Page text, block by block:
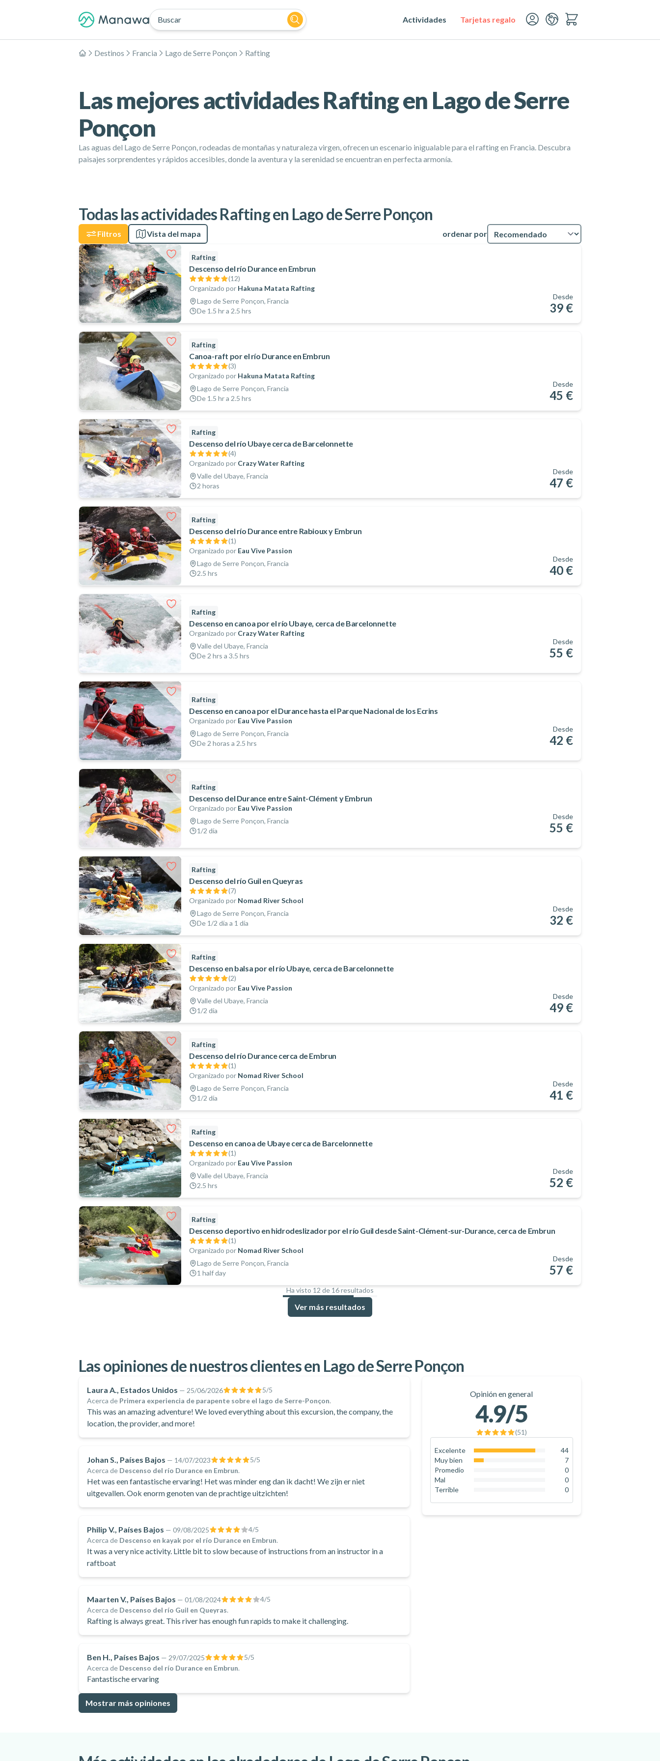
Buscar Actividades Tarjetas regalo
Inicio
Destinos Francia Lago de Serre Ponçon Rafting
Las mejores actividades Rafting en Lago de Serre
Ponçon
Las aguas del Lago de Serre Ponçon, rodeadas de montañas y naturaleza virgen, ofrecen un escenario inigualable para el rafting en Francia. Descubra
paisajes sorprendentes y rápidos accesibles, donde la aventura y la serenidad se encuentran en perfecta armonía.
Todas las actividades Rafting en Lago de Serre Ponçon
Filtros Vista del mapa ordenar por
Rafting
Descenso del río Durance en Embrun
(12)
Organizado por Hakuna Matata Rafting
Lago de Serre Ponçon, Francia
De 1.5 hr a 2.5 hrs
Desde
39 €
Rafting
Canoa-raft por el río Durance en Embrun
(3)
Organizado por Hakuna Matata Rafting
Lago de Serre Ponçon, Francia
De 1.5 hr a 2.5 hrs
Desde
45 €
Rafting
Descenso del río Ubaye cerca de Barcelonnette
(4)
Organizado por Crazy Water Rafting
Valle del Ubaye, Francia
2 horas
Desde
47 €
Rafting
Descenso del río Durance entre Rabioux y Embrun
(1)
Organizado por Eau Vive Passion
Lago de Serre Ponçon, Francia
2.5 hrs
Desde
40 €
Rafting
Descenso en canoa por el río Ubaye, cerca de Barcelonnette
Organizado por Crazy Water Rafting
Valle del Ubaye, Francia
De 2 hrs a 3.5 hrs
Desde
55 €
Rafting
Descenso en canoa por el Durance hasta el Parque Nacional de los Ecrins
Organizado por Eau Vive Passion
Lago de Serre Ponçon, Francia
De 2 horas a 2.5 hrs
Desde
42 €
Rafting
Descenso del Durance entre Saint-Clément y Embrun
Organizado por Eau Vive Passion
Lago de Serre Ponçon, Francia
1/2 día
Desde
55 €
Rafting
Descenso del río Guil en Queyras
(7)
Organizado por Nomad River School
Lago de Serre Ponçon, Francia
De 1/2 día a 1 día
Desde
32 €
Rafting
Descenso en balsa por el río Ubaye, cerca de Barcelonnette
(2)
Organizado por Eau Vive Passion
Valle del Ubaye, Francia
1/2 día
Desde
49 €
Rafting
Descenso del río Durance cerca de Embrun
(1)
Organizado por Nomad River School
Lago de Serre Ponçon, Francia
1/2 día
Desde
41 €
Rafting
Descenso en canoa de Ubaye cerca de Barcelonnette
(1)
Organizado por Eau Vive Passion
Valle del Ubaye, Francia
2.5 hrs
Desde
52 €
Rafting
Descenso deportivo en hidrodeslizador por el río Guil desde Saint-Clément-sur-Durance, cerca de Embrun
(1)
Organizado por Nomad River School
Lago de Serre Ponçon, Francia
1 half day
Desde
57 €
Ha visto 12 de 16 resultados
75 %Ver más resultados
Las opiniones de nuestros clientes en Lago de Serre Ponçon
Opinión en general
4.9/5
(51)
Excelente
86.3
44
Muy bien
7
Promedio
0
Mal
0
Terrible
0
Laura A., Estados Unidos — 25/06/2026 5/5
Acerca de Primera experiencia de parapente sobre el lago de Serre-Ponçon.
This was an amazing adventure! We loved everything about this excursion, the company, the
location, the provider, and more!
Johan S., Países Bajos — 14/07/2023 5/5
Acerca de Descenso del río Durance en Embrun.
Het was een fantastische ervaring! Het was minder eng dan ik dacht! We zijn er niet
uitgevallen. Ook enorm genoten van de prachtige uitzichten!
Philip V., Países Bajos — 09/08/2025 4/5
Acerca de Descenso en kayak por el río Durance en Embrun.
It was a very nice activity. Little bit to slow because of instructions from an instructor in a
raftboat
Maarten V., Países Bajos — 01/08/2024 4/5
Acerca de Descenso del río Guil en Queyras.
Rafting is always great. This river has enough fun rapids to make it challenging.
Ben H., Países Bajos — 29/07/2025 5/5
Acerca de Descenso del río Durance en Embrun.
Fantastische ervaring
Mostrar más opiniones